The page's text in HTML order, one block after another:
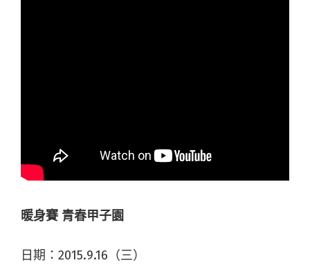
暖身賽 青春甲子園
日期：2015.9.16（三）